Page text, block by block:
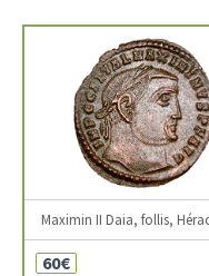
Maximin II Daia, follis,
60€